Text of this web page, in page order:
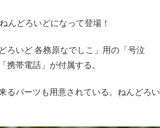
んどろいどになって登場！
ろいど 各務原なでしこ」用の「号泣
帯電話」が付属する。
るパーツも用意されている。ねんどろい